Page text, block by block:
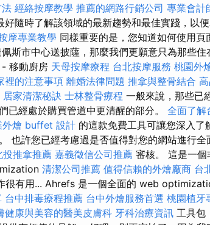
經絡按摩教學 推薦的網路行銷公司 專業會計
好隨時了解該領域的最新趨勢和最佳實踐，以
摩專業教學 同樣重要的是，您知道如何使用頁
斯市中心送披薩，那麼我們更願意只為那些
移動廚房 天母按摩療程 台北按摩服務 桃園外
裡的注意事項 離婚法律問題 推拿與整骨結合
居家清潔秘訣 士林整骨療程 一般來說，那些已
已經處於購買管道中更清醒的部分。 全面了解
外燴 buffet 設計 的這款免費工具可讓您深入了
也許您已經考慮過是否值得對您的網站進行
投推拿推薦 嘉義徵信公司推薦 審核。 這是一
清潔公司推薦 值得信賴的外燴廠商 台
很有用... Ahrefs 是一個全面的 web
台中排毒療程推薦 台中外燴服務首選 桃園植牙
健康與美容的醫美皮膚科 牙科治療資訊 工具包